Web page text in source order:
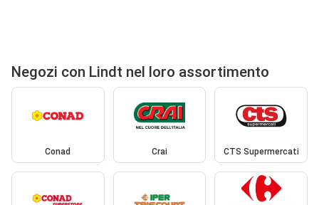
Negozi con Lindt nel loro assortimento
Conad Crai CTS Supermercati